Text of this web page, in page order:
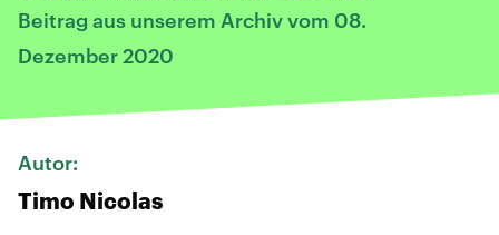
Beitrag aus unserem Archiv vom 08.
Dezember 2020
Autor:
Timo Nicolas